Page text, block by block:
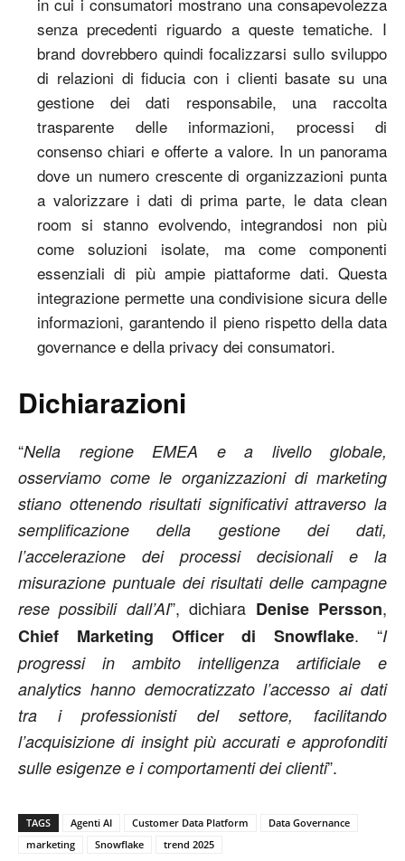
senza precedenti riguardo a queste tematiche. I
brand dovrebbero quindi focalizzarsi sullo sviluppo
di relazioni di fiducia con i clienti basate su una
gestione dei dati responsabile, una raccolta
trasparente delle informazioni, processi di
consenso chiari e offerte a valore. In un panorama
dove un numero crescente di organizzazioni punta
a valorizzare i dati di prima parte, le data clean
room si stanno evolvendo, integrandosi non più
come soluzioni isolate, ma come componenti
essenziali di più ampie piattaforme dati. Questa
integrazione permette una condivisione sicura delle
informazioni, garantendo il pieno rispetto della data
governance e della privacy dei consumatori.
Dichiarazioni
“Nella regione EMEA e a livello globale,
osserviamo come le organizzazioni di marketing
stiano ottenendo risultati significativi attraverso la
semplificazione della gestione dei dati,
l’accelerazione dei processi decisionali e la
misurazione puntuale dei risultati delle campagne
rese possibili dall’AI”, dichiara Denise Persson,
Chief Marketing Officer di Snowflake. “I
progressi in ambito intelligenza artificiale e
analytics hanno democratizzato l’accesso ai dati
tra i professionisti del settore, facilitando
l’acquisizione di insight più accurati e approfonditi
sulle esigenze e i comportamenti dei clienti”.
TAGS Agenti AI Customer Data Platform
Data Governance
marketing
Snowflake trend 2025